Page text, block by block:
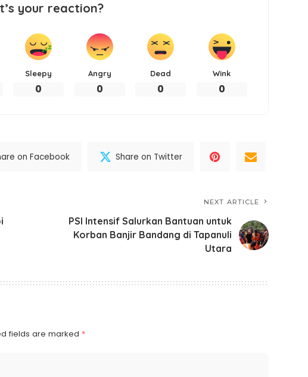
your reaction?
Sleepy
0
Angry
0
Dead
0
Wink
0
on Facebook Share on Twitter
NEXT ARTICLE
PSI Intensif Salurkan Bantuan untuk
Korban Banjir Bandang di Tapanuli
Utara
fields are marked *